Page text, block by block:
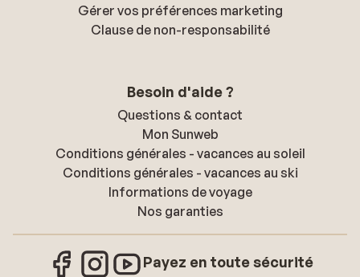
Gérer vos préférences marketing
Clause de non-responsabilité
Besoin d'aide ?
Questions & contact
Mon Sunweb
Conditions générales - vacances au soleil
Conditions générales - vacances au ski
Informations de voyage
Nos garanties
Payez en toute sécurité